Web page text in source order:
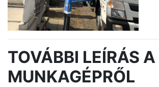
TOVÁBBI LEÍRÁS A
MUNKAGÉPRŐL